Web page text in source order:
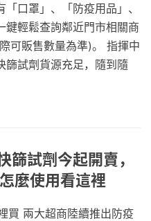
「口罩」、「防疫用品」、
鍵輕鬆查詢鄰近門市相關商
可販售數量為準)。 指揮中
篩試劑貨源充足，隨到隨
篩試劑今起開賣，
麼使用看這裡
買 兩大超商陸續推出防疫